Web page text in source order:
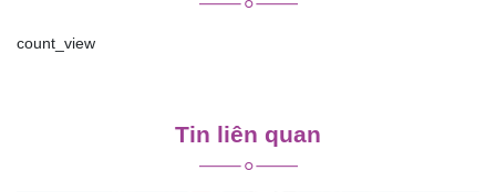
count_view
Tin liên quan